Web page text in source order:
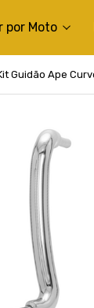
por Moto
Guidão Ape